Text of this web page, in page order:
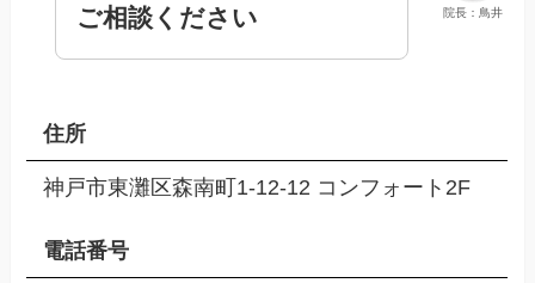
院長：鳥井
ご相談ください
住所
神戸市東灘区森南町1-12-12 コンフォート2F
電話番号